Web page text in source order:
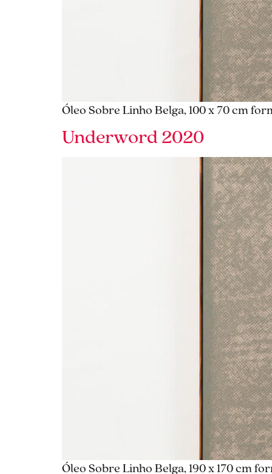
Óleo Sobre Linho Belga, 100 x 70 cm
Underword 2020
Óleo Sobre Linho Belga, 190 x 170 cm